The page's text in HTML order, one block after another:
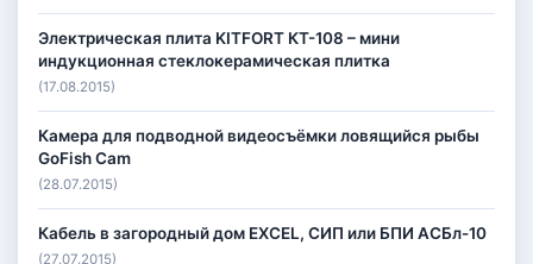
Электрическая плита KITFORT КТ-108 – мини
индукционная стеклокерамическая плитка
(17.08.2015)
Камера для подводной видеосъёмки ловящийся рыбы
GoFish Cam
(28.07.2015)
Кабель в загородный дом EXCEL, СИП или БПИ АСБл-10
(27.07.2015)